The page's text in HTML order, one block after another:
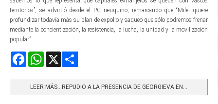
territorios”, se advirtió desde el PC neuquino, remarcando que “Milei quiere
profundizar todavía más su plan de expolio y saqueo que sólo podremos frenar
mediante la concientización, la resistencia, la lucha, la unidad y la movilización
popular”.
FacebookWhatsApp
LEER MÁS…REPUDIO A LA PRESENCIA DE GEORGIEVA EN...